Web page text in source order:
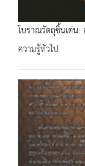
โบราณวัตถุชิ้นเด่น:
ความรู้ทั่วไป